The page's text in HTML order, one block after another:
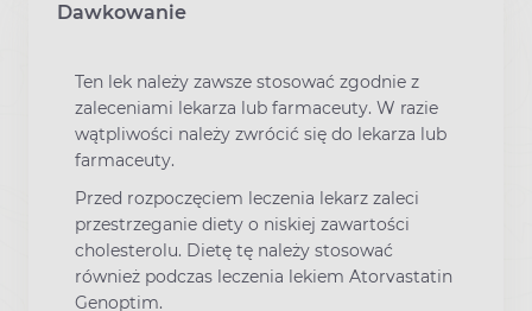
Dawkowanie
Ten lek należy zawsze stosować zgodnie z
zaleceniami lekarza lub farmaceuty. W razie
wątpliwości należy zwrócić się do lekarza lub
farmaceuty.
Przed rozpoczęciem leczenia lekarz zaleci
przestrzeganie diety o niskiej zawartości
cholesterolu. Dietę tę należy stosować
również podczas leczenia lekiem Atorvastatin
Genoptim.